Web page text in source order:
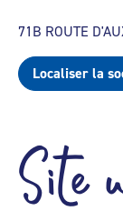
71B ROUTE
Localiser la
Site